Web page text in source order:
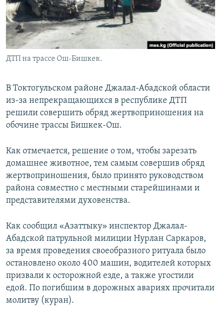
ДТП на трассе Ош-Бишкек.
В Токтогульском районе Джалал-Абадской области
из-за непрекращающихся в республике ДТП
решили совершить обряд жертвоприношения на
обочине трассы Бишкек-Ош.
Как отмечается, решение о том, чтобы зарезать
домашнее животное, тем самым совершив обряд
жертвоприношения, было принято руководством
района совместно с местными старейшинами и
представителями духовенства.
Как сообщил «Азаттыку» инспектор Джалал-
Абадской патрульной милиции Нурлан Саркаров,
за время проведения своеобразного ритуала было
остановлено около 400 машин, водителей которых
призвали к осторожной езде, а также угостили
едой. По погибшим в дорожных авариях прочитали
молитву (куран).